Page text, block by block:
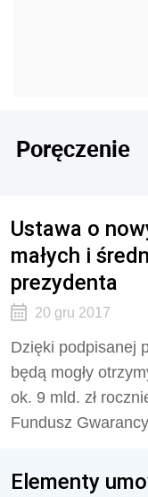
Poręczenie
Ustawa o
małych i
prezydenta
20 gru 2017
Dzięki podpisanej
będą mogły
ok. 9 mld. zł
Fundusz
Elementy